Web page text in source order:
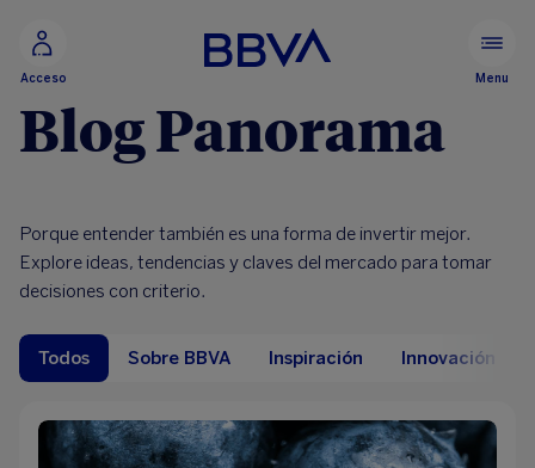
Acceso Menu
Blog Panorama
Porque entender también es una forma de invertir mejor.
Explore ideas, tendencias y claves del mercado para tomar
decisiones con criterio.
Todos Sobre BBVA Inspiración Innovación